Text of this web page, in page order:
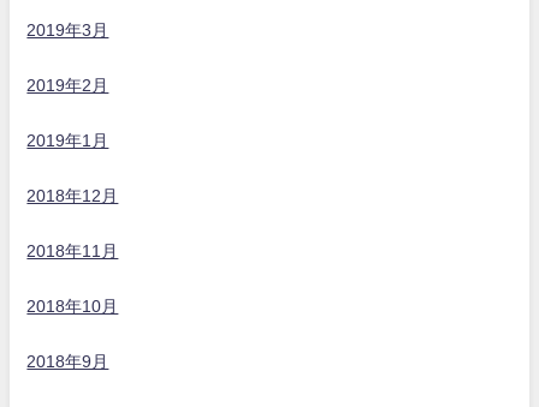
2019年3月
2019年2月
2019年1月
2018年12月
2018年11月
2018年10月
2018年9月